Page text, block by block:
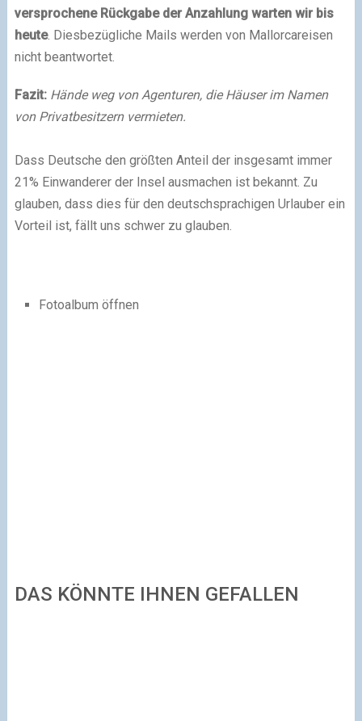
versprochene Rückgabe der Anzahlung warten wir bis
heute. Diesbezügliche Mails werden von Mallorcareisen
nicht beantwortet.
Fazit: Hände weg von Agenturen, die Häuser im Namen
von Privatbesitzern vermieten.
Dass Deutsche den größten Anteil der insgesamt immer
21% Einwanderer der Insel ausmachen ist bekannt. Zu
glauben, dass dies für den deutschsprachigen Urlauber ein
Vorteil ist, fällt uns schwer zu glauben.
Fotoalbum öffnen
DAS KÖNNTE IHNEN GEFALLEN